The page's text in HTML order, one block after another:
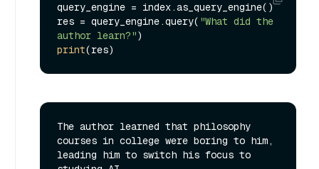
query_engine = index.as_query_engine()
res = query_engine.query( "What did the
author learn?"
print
The author learned that philosophy
courses in college were boring to him,
leading him to switch his focus to